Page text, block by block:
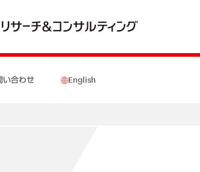
い合わせ English